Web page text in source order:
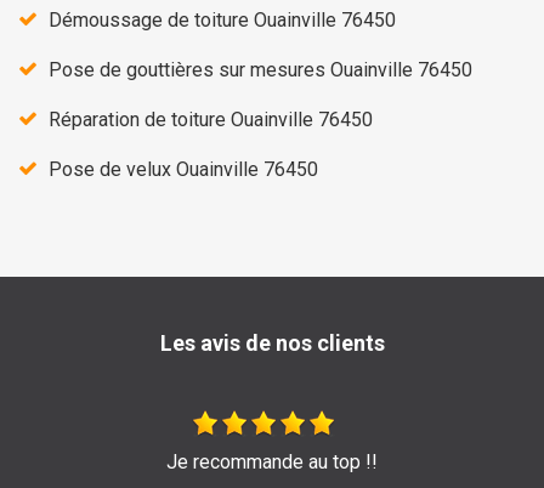
Démoussage de toiture Ouainville 76450
Pose de gouttières sur mesures Ouainville 76450
Réparation de toiture Ouainville 76450
Pose de velux Ouainville 76450
Les avis de nos clients
Très bon travail de l'entreprise Sage ! Je